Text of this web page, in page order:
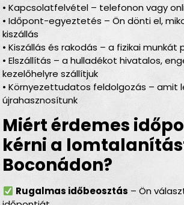
• Kapcsolatfelvétel – telefonon vagy
• Időpont-egyeztetés – Ön dönti el,
kiszállás
• Kiszállás és rakodás – a fizikai
• Elszállítás – a hulladékot hivatalos,
kezelőhelyre szállítjuk
• Környezettudatos feldolgozás – amit
újrahasznosítunk
Miért érdemes
kérni a
Boconádon?
Rugalmas időbeosztás – Ön